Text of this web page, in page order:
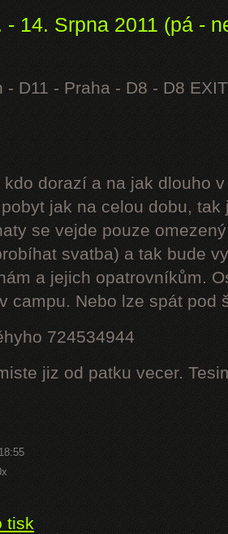
- 14. Srpna 2011 (pá -
- D11 - Praha - D8 - D8
dorazí a na jak dlouho
jak na celou dobu,
se vejde pouze
svatba) a tak bude
a jejich opatrovníkům.
campu. Nebo lze spát pod
724534944
jiz od patku vecer.
tisk